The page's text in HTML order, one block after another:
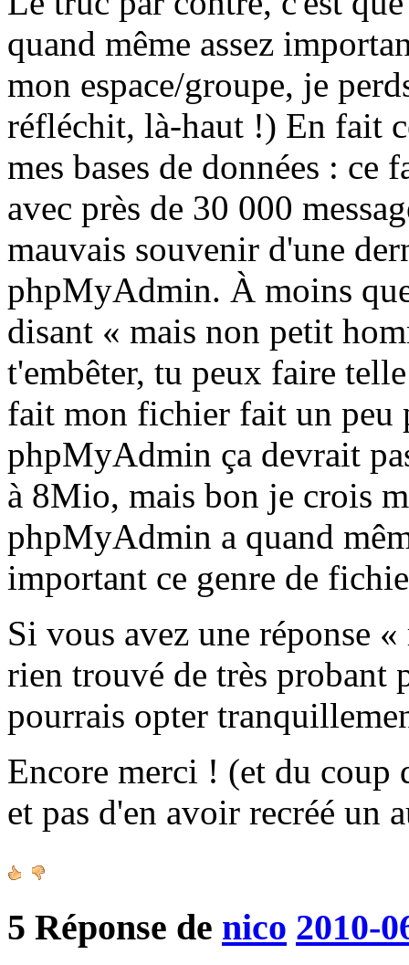
quand même assez
mon espace/groupe, je
réfléchit, là-haut !) En fait
mes bases de données :
avec près de 30 000
mauvais souvenir d'une
phpMyAdmin. À moins
disant « mais non petit
t'embêter, tu peux faire
fait mon fichier fait un peu
phpMyAdmin ça devrait
à 8Mio, mais bon je crois
phpMyAdmin a quand
important ce genre de
Si vous avez une réponse
rien trouvé de très probant
pourrais opter
Encore merci ! (et du coup
et pas d'en avoir recréé un
5 Réponse de nico 2010-